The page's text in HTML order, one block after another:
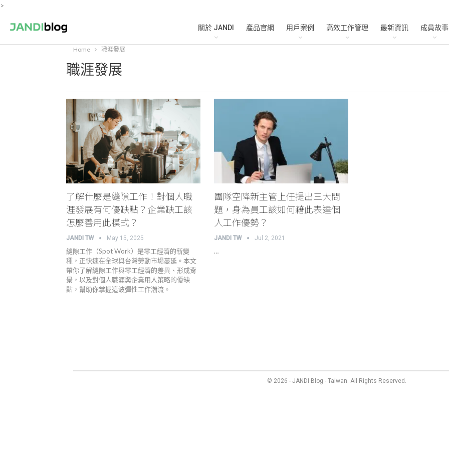
>
關於 JANDI 產品官網 用戶案例 高效工作管理 最新資訊 成員故事
Home 職涯發展
職涯發展
了解什麼是縫隙工作！對個人職
涯發展有何優缺點？企業缺工該
怎麼善用此模式？
JANDI TW May 15, 2025
縫隙工作（Spot Work）是零工經濟的新變
種，正快速在全球與台灣勞動市場蔓延。本文
帶你了解縫隙工作與零工經濟的差異、形成背
景，以及對個人職涯與企業用人策略的優缺
點，幫助你掌握這波彈性工作潮流。
團隊空降新主管上任提出三大問
題，身為員工該如何藉此表達個
人工作優勢？
JANDI TW Jul 2, 2021
…
© 2026 - JANDI Blog - Taiwan. All Rights Reserved.